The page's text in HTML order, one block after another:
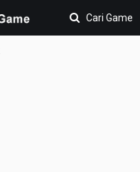
Cari Game